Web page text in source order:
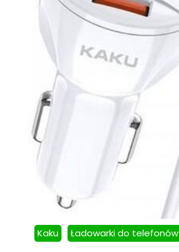
Kaku Ładowarki do telefonów